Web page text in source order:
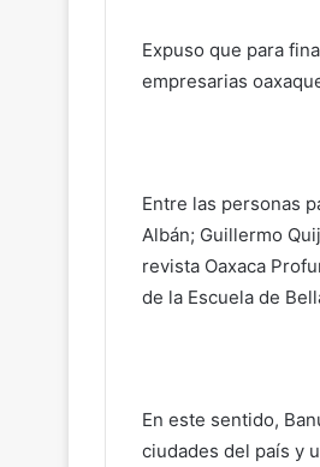
Expuso que para
empresarias
Entre las personas
Albán; Guillermo
revista Oaxaca
de la Escuela de
En este sentido,
ciudades del país y